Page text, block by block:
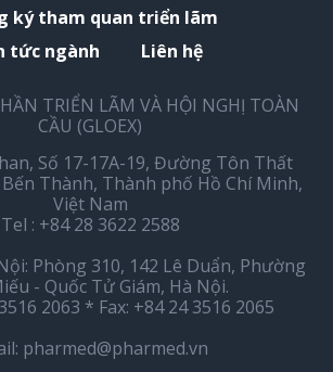
ký tham quan triển lãm
tức ngành
Liên hệ
TRIỂN LÃM VÀ HỘI NGHỊ TOÀN
CẦU (GLOEX)
Số 17-17A-19, Đường Tôn Thất
Thành, Thành phố Hồ Chí Minh,
Việt Nam
Tel : +84 28 3622 2588
Phòng 310, 142 Lê Duẩn, Phường
- Quốc Tử Giám, Hà Nội.
2063 * Fax: +84 24 3516 2065
pharmed@pharmed.vn